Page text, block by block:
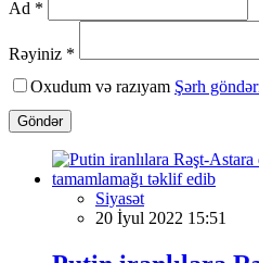
Ad *
Rəyiniz *
Oxudum və razıyam Şərh
Göndər
Siyasət
20 İyul 2022 15:51